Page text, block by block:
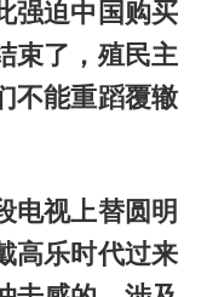
强迫中国购买
束了，殖民主
不能重蹈覆辙
电视上替圆明
高乐时代过来